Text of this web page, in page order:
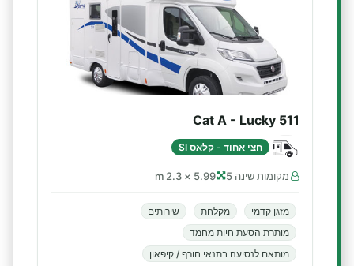
Cat A - Lucky 511
חצי אחוד - קלאס SI
מקומות שינה 5 5.99 × 2.3 m
מזגן קדמי מקלחת
שירותים
מותרת הסעת חיות מחמד
מותאם לנסיעה בתנאי חורף / קיפאון